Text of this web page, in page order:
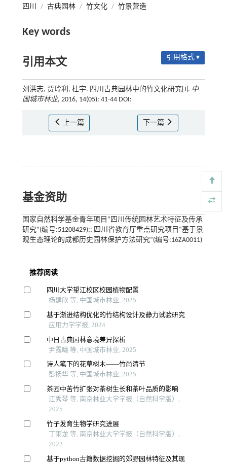
四川 / 古典园林 / 竹文化 / 竹景营造
Key words
引用本文 引用格式 ▾
刘洪志, 贾玲利, 杜宇. 四川古典园林中的竹文化研究[J]. 中
国城市林业, 2016, 14(05): 41-44 DOI:
上一篇 下一篇
基金资助
国家自然科学基金青年项目“四川传统园林艺术特征及传承
研究”(编号:51208429);; 四川省教育厅重点研究项目“基于景
观生态理论的成都历史园林保护方法研究”(编号:16ZA0011)